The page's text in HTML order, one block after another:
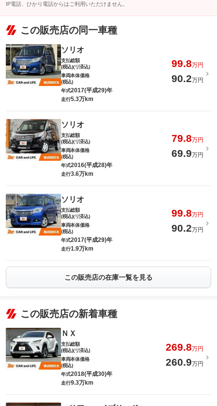
IP電話、ひかり電話からはご利用いただけません。
この販売店の同一車種
ソリオ
支払総額
(税込)(リ済込)
99.8万円
車両本体価格
(税込)
90.2万円
年式2017(平成29)年
走行5.3万km
ソリオ
支払総額
(税込)(リ済込)
79.8万円
車両本体価格
(税込)
69.9万円
年式2016(平成28)年
走行3.6万km
ソリオ
支払総額
(税込)(リ済込)
99.8万円
車両本体価格
(税込)
90.2万円
年式2017(平成29)年
走行1.9万km
この販売店の在庫一覧を見る
この販売店の新着車種
ＮＸ
支払総額
(税込)(リ済込)
269.8万円
車両本体価格
(税込)
260.9万円
年式2018(平成30)年
走行9.3万km